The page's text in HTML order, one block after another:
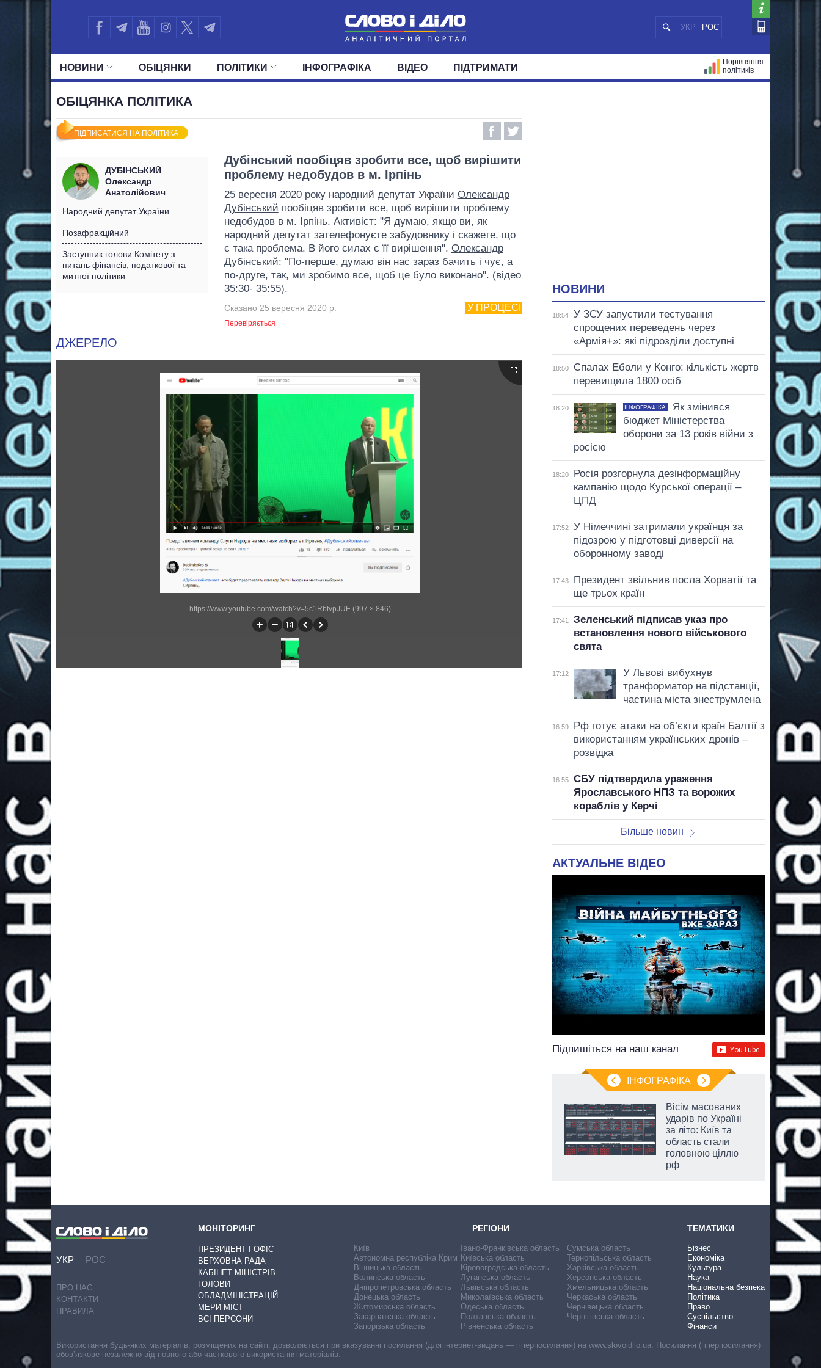
УКР РОС
НОВИНИ
СВІТ
ОБIЦЯНКИ ПОЛIТИКИ
ОКРУГИ
ІНФОГРАФІКА ВІДЕО ПІДТРИМАТИ
Порівняння
політиків
ОБІЦЯНКА ПОЛІТИКА
ПІДПИСАТИСЯ НА ПОЛІТИКА
ДУБІНСЬКИЙ
Олександр
Анатолійович
Народний депутат України
Позафракційний
Заступник голови Комітету з
питань фінансів, податкової та
митної політики
Дубінський пообіцяв зробити все, щоб вирішити
проблему недобудов в м. Ірпінь
25 вересня 2020 року народний депутат України Олександр
Дубінський пообіцяв зробити все, щоб вирішити проблему
недобудов в м. Ірпінь. Активіст: "Я думаю, якщо ви, як
народний депутат зателефонуєте забудовнику і скажете, що
є така проблема. В його силах є її вирішення". Олександр
Дубінський: "По-перше, думаю він нас зараз бачить і чує, а
по-друге, так, ми зробимо все, щоб це було виконано". (відео
35:30- 35:55).
У ПРОЦЕСІ
Сказано 25 вересня 2020 р.
Перевіряється
ДЖЕРЕЛО
https://www.youtube.com/watch?v=5c1RbtvpJUE (997 × 846)
НОВИНИ
18:54
У ЗСУ запустили тестування
спрощених переведень через
«Армія+»: які підрозділи доступні
18:50
Спалах Еболи у Конго: кількість жертв
перевищила 1800 осіб
18:20 ІНФОГРАФІКА
Як змінився
бюджет Міністерства
оборони за 13 років війни з
росією
18:20
Росія розгорнула дезінформаційну
кампанію щодо Курської операції –
ЦПД
17:52
У Німеччині затримали українця за
підозрою у підготовці диверсії на
оборонному заводі
17:43
Президент звільнив посла Хорватії та
ще трьох країн
17:41
Зеленський підписав указ про
встановлення нового військового
свята
17:12
У Львові вибухнув
транформатор на підстанції,
частина міста знеструмлена
16:59
Рф готує атаки на об’єкти країн Балтії з
використанням українських дронів –
розвідка
16:55
СБУ підтвердила ураження
Ярославського НПЗ та ворожих
кораблів у Керчі
Більше новин
АКТУАЛЬНЕ ВІДЕО
Підпишіться на наш канал
ІНФОГРАФІКА
Вісім масованих
ударів по Україні
за літо: Київ та
область стали
головною ціллю
рф
УКР РОС
ПРО НАС
КОНТАКТИ
ПРАВИЛА
МОНІТОРИНГ
ПРЕЗИДЕНТ І ОФІС
ВЕРХОВНА РАДА
КАБІНЕТ МІНІСТРІВ
ГОЛОВИ
ОБЛАДМІНІСТРАЦІЙ
МЕРИ МІСТ
ВСІ ПЕРСОНИ
РЕГІОНИ
Київ
Автономна республіка Крим
Вінницька область
Волинська область
Дніпропетровська область
Донецька область
Житомирська область
Закарпатська область
Запорізька область
Івано-Франківська область
Київська область
Кіровоградська область
Луганська область
Львівська область
Миколаївська область
Одеська область
Полтавська область
Рівненська область
Сумська область
Тернопільська область
Харківська область
Херсонська область
Хмельницька область
Черкаська область
Чернівецька область
Чернігівська область
ТЕМАТИКИ
Бізнес
Економіка
Культура
Наука
Національна безпека
Політика
Право
Суспільство
Фінанси
Використання будь-яких матеріалів, розміщених на сайті, дозволяється при вказуванні посилання (для інтернет-видань — гіперпосилання) на www.slovoidilo.ua. Посилання (гіперпосилання)
обов’язкове незалежно від повного або часткового використання матеріалів.